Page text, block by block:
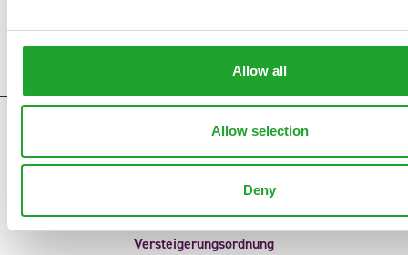
Allow all
Allow selection
Deny
Kontakt
Störungsmeldungen
Anliefermeldungen
Uhrvorverkauf
Versteigerungsordnung